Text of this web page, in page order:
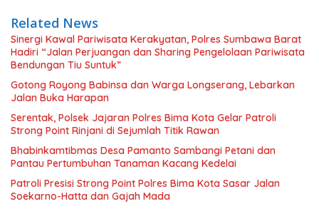
Related News
Sinergi Kawal Pariwisata Kerakyatan, Polres Sumbawa Barat
Hadiri “Jalan Perjuangan dan Sharing Pengelolaan Pariwisata
Bendungan Tiu Suntuk”
Gotong Royong Babinsa dan Warga Longserang, Lebarkan
Jalan Buka Harapan
Serentak, Polsek Jajaran Polres Bima Kota Gelar Patroli
Strong Point Rinjani di Sejumlah Titik Rawan
Bhabinkamtibmas Desa Pamanto Sambangi Petani dan
Pantau Pertumbuhan Tanaman Kacang Kedelai
Patroli Presisi Strong Point Polres Bima Kota Sasar Jalan
Soekarno-Hatta dan Gajah Mada